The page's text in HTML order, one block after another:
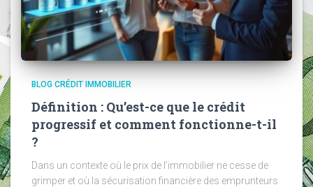
BLOG CRÉDIT IMMOBILIER
Définition : Qu’est-ce que le crédit
progressif et comment fonctionne-t-il
?
Dans un contexte où le prix de l’immobilier ne cesse de
grimper et où la sécurisation financière des emprunteurs